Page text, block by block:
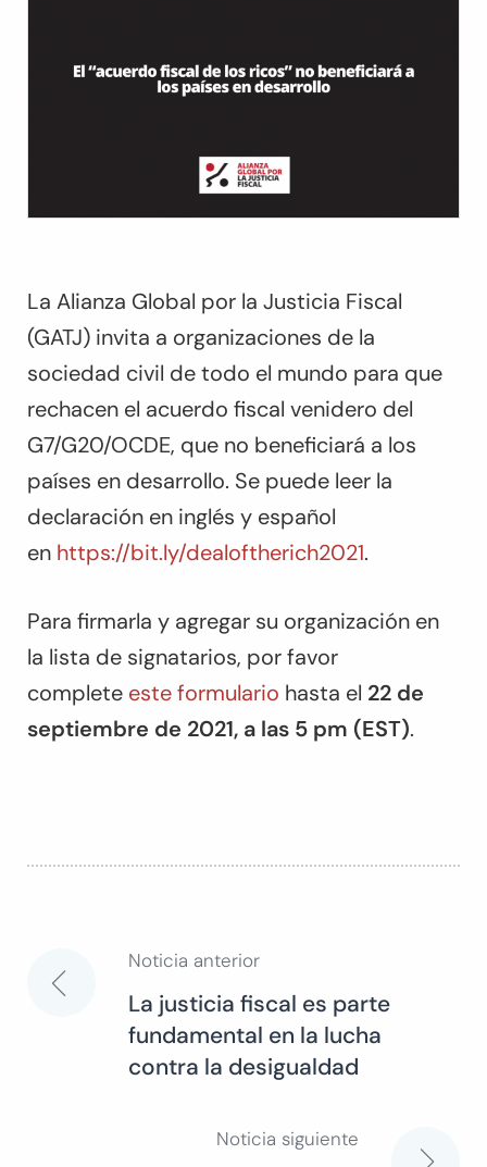
La Alianza Global por la Justicia Fiscal
(GATJ) invita a organizaciones de la
sociedad civil de todo el mundo para que
rechacen el acuerdo fiscal venidero del
G7/G20/OCDE, que no beneficiará a los
países en desarrollo. Se puede leer la
declaración en inglés y español
en https://bit.ly/dealoftherich2021.
Para firmarla y agregar su organización en
la lista de signatarios, por favor
complete este formulario hasta el 22 de
septiembre de 2021, a las 5 pm (EST).
Navegación
Noticia anterior
La justicia fiscal es parte
fundamental en la lucha
contra la desigualdad
Noticia siguiente